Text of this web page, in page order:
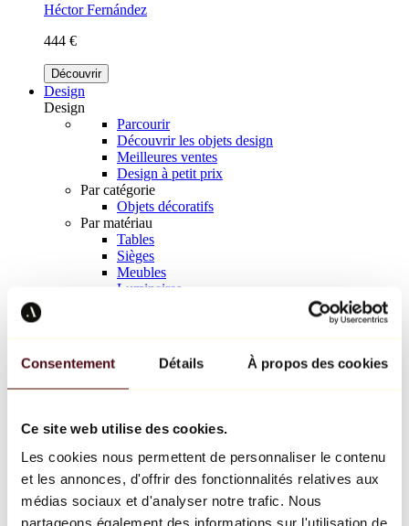
Consentement Détails À propos des cookies
Ce site web utilise des cookies.
Les cookies nous permettent de personnaliser le contenu
et les annonces, d'offrir des fonctionnalités relatives aux
médias sociaux et d'analyser notre trafic. Nous
partageons également des informations sur l'utilisation de
Héctor Fernández
444 €
Découvrir
Design
Design
Parcourir
Découvrir les objets design
Meilleures ventes
Design à petit prix
Par catégorie
Objets décoratifs
Par matériau
Tables
Sièges
Meubles
Luminaires
Richard Orlinski
Keith Haring
Jeff Koons
Jean-Michel Basquiat
Tous les designers
Œuvre de la semaine